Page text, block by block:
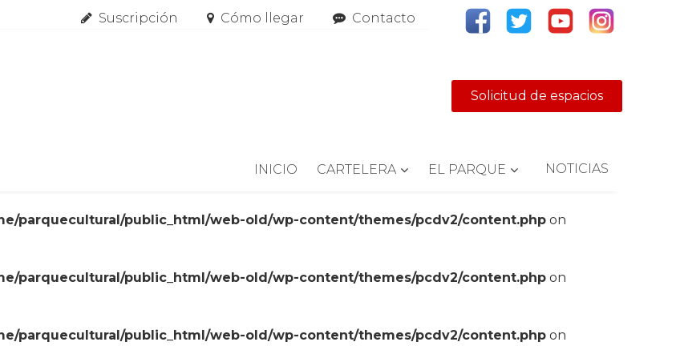
Suscripción Cómo llegar Contacto
Solicitud de espacios
INICIO CARTELERA EL PARQUE NOTICIAS
parquecultural/public_html/web-old/wp-content/themes/pcdv2/content.php on
parquecultural/public_html/web-old/wp-content/themes/pcdv2/content.php on
parquecultural/public_html/web-old/wp-content/themes/pcdv2/content.php on